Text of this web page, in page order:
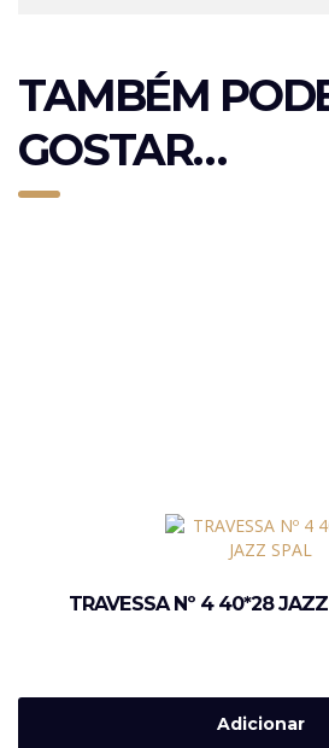
TAMBÉM
GOSTAR…
TRAVESSA Nº 4 40*28
Adicionar